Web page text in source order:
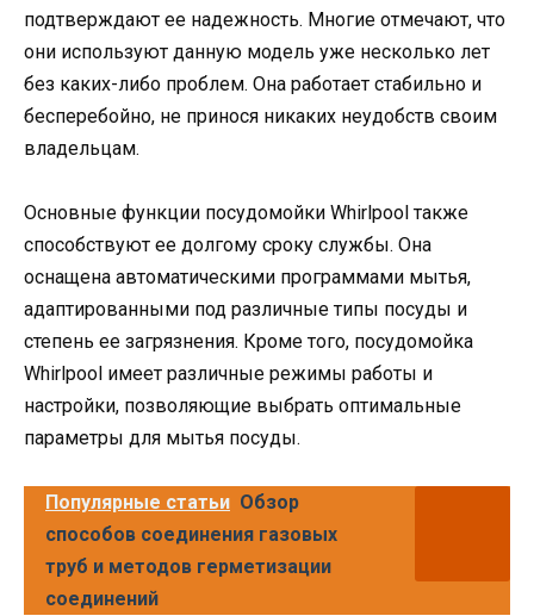
подтверждают ее надежность. Многие отмечают, что
они используют данную модель уже несколько лет
без каких-либо проблем. Она работает стабильно и
бесперебойно, не принося никаких неудобств своим
владельцам.
Основные функции посудомойки Whirlpool также
способствуют ее долгому сроку службы. Она
оснащена автоматическими программами мытья,
адаптированными под различные типы посуды и
степень ее загрязнения. Кроме того, посудомойка
Whirlpool имеет различные режимы работы и
настройки, позволяющие выбрать оптимальные
параметры для мытья посуды.
Популярные статьи Обзор
способов соединения газовых
труб и методов герметизации
соединений